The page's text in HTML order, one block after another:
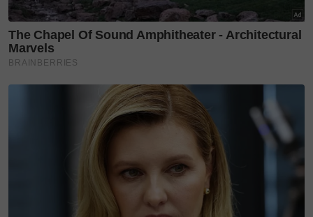
"Saya mahu AIM terus wujud sampai bila-bila. Di
sinilah kita menghargai bukan sahaja artis di
hadapan, tetapi juga insan di belakang tabir yang
sering terlepas pandang.
Artikel Berkaitan:
"Kalau cubit paha kiri, yang kanan pun terasa
juga..." - Siti Nurhaliza doakan keamanan di
Siti Nurhaliza, Tun Hasmah berpelukan undang
sebak, rupanya pernah hadiahkan biola. 'Sifat
keibuan, saya sangat tersentuh'